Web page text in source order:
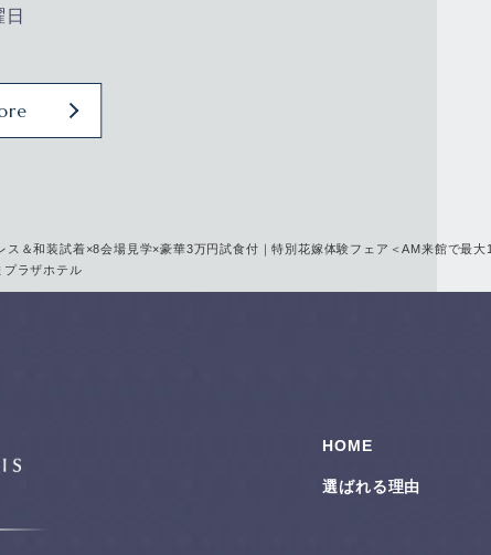
＆和装試着×8会場見学×豪華3万円試食付｜特別花嫁体験フェア＜AM来館で最大
プラザホテル
日
HOME
選ばれる理由